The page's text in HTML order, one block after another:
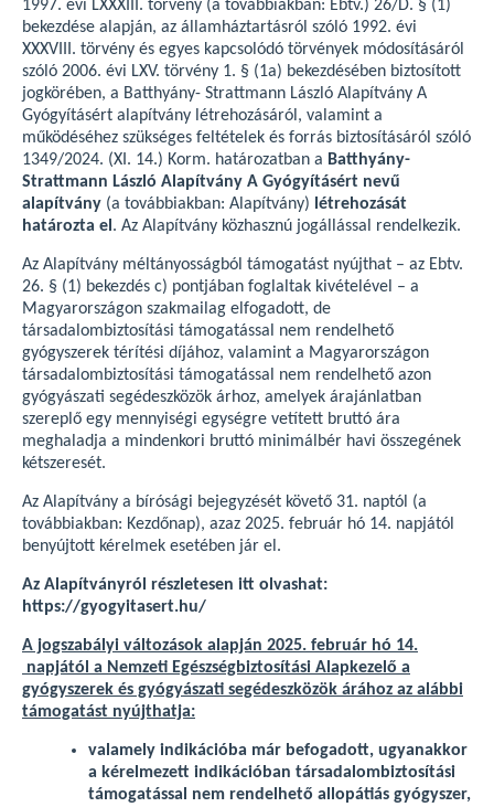
1997. évi LXXXIII. törvény (a továbbiakban: Ebtv.) 26/D. § (1)
bekezdése alapján, az államháztartásról szóló 1992. évi
XXXVIII. törvény és egyes kapcsolódó törvények módosításáról
szóló 2006. évi LXV. törvény 1. § (1a) bekezdésében biztosított
jogkörében, a Batthyány- Strattmann László Alapítvány A
Gyógyításért alapítvány létrehozásáról, valamint a
működéséhez szükséges feltételek és forrás biztosításáról szóló
1349/2024. (XI. 14.) Korm. határozatban a Batthyány-
Strattmann László Alapítvány A Gyógyításért nevű
alapítvány (a továbbiakban: Alapítvány) létrehozását
határozta el . Az Alapítvány közhasznú jogállással rendelkezik.
Az Alapítvány méltányosságból támogatást nyújthat – az Ebtv.
26. § (1) bekezdés c) pontjában foglaltak kivételével – a
Magyarországon szakmailag elfogadott, de
társadalombiztosítási támogatással nem rendelhető
gyógyszerek térítési díjához, valamint a Magyarországon
társadalombiztosítási támogatással nem rendelhető azon
gyógyászati segédeszközök árhoz, amelyek árajánlatban
szereplő egy mennyiségi egységre vetített bruttó ára
meghaladja a mindenkori bruttó minimálbér havi összegének
kétszeresét.
Az Alapítvány a bírósági bejegyzését követő 31. naptól (a
továbbiakban: Kezdőnap), azaz 2025. február hó 14. napjától
benyújtott kérelmek esetében jár el.
Az Alapítványról részletesen itt olvashat:
https://gyogyitasert.hu/
A jogszabályi változások alapján 2025. február hó 14.
napjától a Nemzeti Egészségbiztosítási Alapkezelő a
gyógyszerek és gyógyászati segédeszközök árához az alábbi
támogatást nyújthatja:
valamely indikációba már befogadott, ugyanakkor
a kérelmezett indikációban társadalombiztosítási
támogatással nem rendelhető allopátiás gyógyszer,